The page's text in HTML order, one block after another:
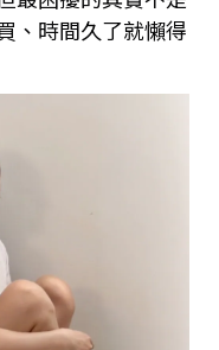
、時間久了就懶得